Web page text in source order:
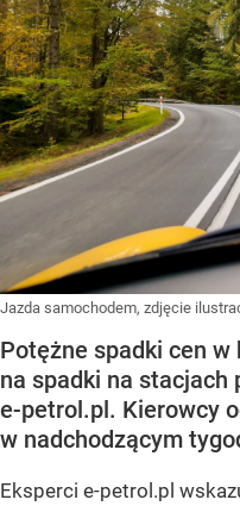
Jazda samochodem, zdjęcie
Potężne spadki cen w
na spadki na stacjach
e-petrol.pl. Kierowcy
w nadchodzącym
Eksperci e-petrol.pl